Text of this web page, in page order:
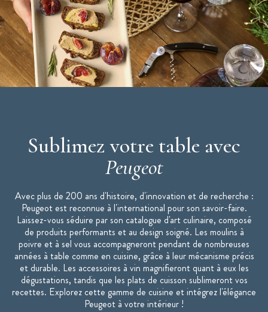
Fonctionnement : Manuel
Matériel : Bois de Hêtre
Couleur : Bois Naturel
Marque : Peugeot
Fabriqué en France
"Moulins Peugeot : la référence de la cuisine."
Sublimez votre table avec
Peugeot
Avec plus de 200 ans d'histoire, d'innovation et de recherche :
Peugeot est reconnue à l'international pour son savoir-faire.
Laissez-vous séduire par son catalogue d'art culinaire, composé
de produits performants et au design soigné. Les moulins à
poivre et à sel vous accompagneront pendant de nombreuses
années à table comme en cuisine, grâce à leur mécanisme précis
et durable. Les accessoires à vin magnifieront quant à eux les
dégustations, tandis que les plats de cuisson sublimeront vos
recettes. Explorez cette gamme de cuisine et intégrez l'élégance
Peugeot à votre intérieur !